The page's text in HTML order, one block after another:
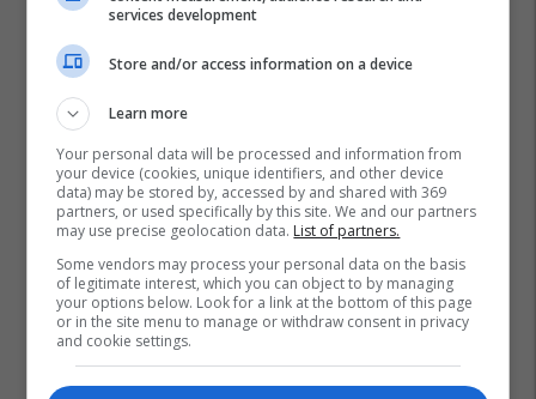
services development
Store and/or access information on a device
Learn more
Your personal data will be processed and information from
your device (cookies, unique identifiers, and other device
data) may be stored by, accessed by and shared with 369
partners, or used specifically by this site. We and our partners
may use precise geolocation data. List of partners.
Some vendors may process your personal data on the basis
of legitimate interest, which you can object to by managing
your options below. Look for a link at the bottom of this page
or in the site menu to manage or withdraw consent in privacy
and cookie settings.